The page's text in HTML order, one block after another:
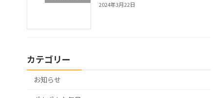
2024年3月22日
カテゴリー
お知らせ